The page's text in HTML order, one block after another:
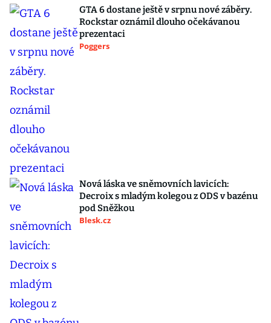
GTA 6 dostane ještě v srpnu nové záběry.
Rockstar oznámil dlouho očekávanou
prezentaci
Poggers
Nová láska ve sněmovních lavicích:
Decroix s mladým kolegou z ODS v bazénu
pod Sněžkou
Blesk.cz